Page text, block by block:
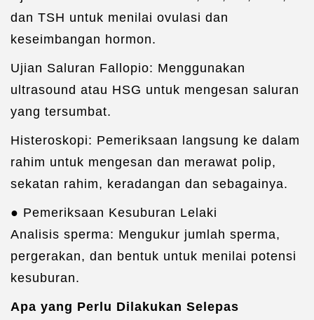
dan TSH untuk menilai ovulasi dan
keseimbangan hormon.
Ujian Saluran Fallopio: Menggunakan
ultrasound atau HSG untuk mengesan saluran
yang tersumbat.
Histeroskopi: Pemeriksaan langsung ke dalam
rahim untuk mengesan dan merawat polip,
sekatan rahim, keradangan dan sebagainya.
● Pemeriksaan Kesuburan Lelaki
Analisis sperma: Mengukur jumlah sperma,
pergerakan, dan bentuk untuk menilai potensi
kesuburan.
Apa yang Perlu Dilakukan Selepas